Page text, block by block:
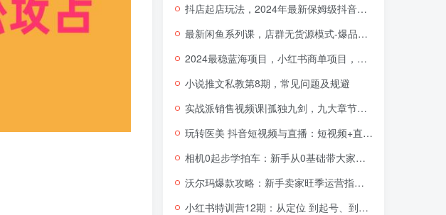
抖店起店玩法，2024年最新保姆级抖音小店开店教程（26节视频课）
最新闲鱼系列课，店群无货源模式-爆品打造硬件+软件+人工（20节课）
2024最稳蓝海项目，小红书商单项目，没有之一【揭秘】
小说推文私教第8期，常见问题及规避
实战派销售视频课|孤独九剑，九大章节环环相扣，全面讲解销售
玩转医美 抖音短视频与直播：短视频+直播+美学分享+团购（37节）
相机0起步学拍车：新手从0基础带大家玩转汽车摄影（18节课）
沃尔玛爆款攻略：新手卖家旺季运营指南（11节视频课）
小红书特训营12期：从定位 到起号、到变现全路径带你快速打通爆款任督二脉